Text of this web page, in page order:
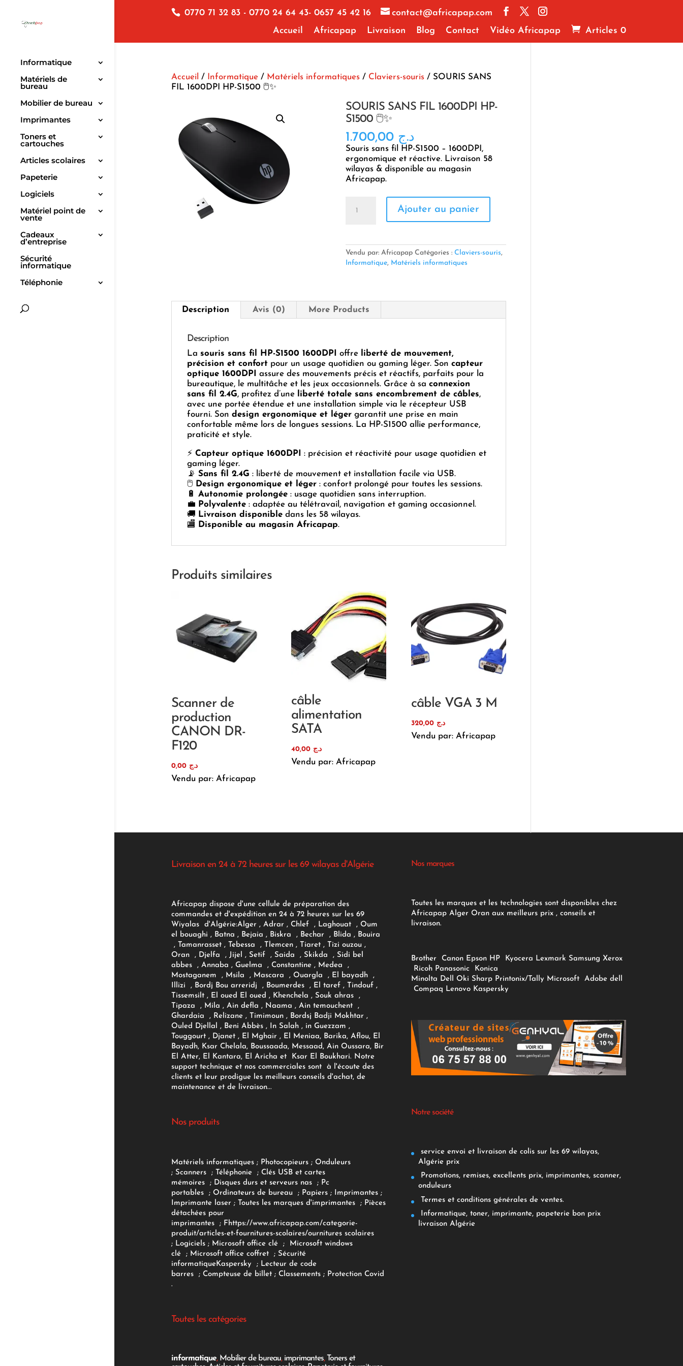
0770 71 32 83 - 0770 24 64 43- 0657 45 42 16
contact@africapap.com
Accueil
Africapap Livraison Blog Contact Vidéo Africapap Articles 0
Informatique
Matériels de
bureau
Mobilier de bureau
Imprimantes
Toners et
cartouches
Articles scolaires
Papeterie
Logiciels
Matériel point de
vente
Cadeaux
d’entreprise
Sécurité
informatique
Téléphonie
Accueil / Informatique/ Matériels informatiques/ Claviers-souris/ SOURIS SANS
FIL 1600DPI HP-S1500 🖱️✨
SOURIS SANS FIL 1600DPI HP-
S1500 🖱️✨
د.ج 1.700,00
Souris sans fil HP-S1500 – 1600DPI,
ergonomique et réactive. Livraison 58
wilayas & disponible au magasin
Africapap.
1600DPI
HP-
Ajouter au panier
Vendu par: Africapap Catégories : Claviers-souris,
Informatique, Matériels informatiques
Description Avis (0) More Products
Description
La souris sans fil HP-S1500 1600DPI offre
liberté de mouvement,
précision et confortpour un usage quotidien ou gaming léger. Son capteur
optique 1600DPI
assure des mouvements précis et réactifs, parfaits pour la
bureautique, le multitâche et les jeux occasionnels. Grâce à sa connexion
sans fil 2.4G, profitez d’une liberté totale sans encombrement de câbles,
avec une portée étendue et une installation simple via le récepteur USB
fourni. Son design ergonomique et légergarantit une prise en main
confortable même lors de longues sessions. La HP-S1500 allie performance,
praticité et style.
⚡ Capteur optique 1600DPI
: précision et réactivité pour usage quotidien et
gaming léger.
📡 Sans fil 2.4G : liberté de mouvement et installation facile via USB.
🖱️ Design ergonomique et léger: confort prolongé pour toutes les sessions.
🔋 Autonomie prolongée: usage quotidien sans interruption.
💼 Polyvalente: adaptée au télétravail, navigation et gaming occasionnel.
🚚 Livraison disponibledans les 58 wilayas.
🏬
Disponible au magasin Africapap.
Produits similaires
Scanner de
production
CANON DR-
F120
د.ج 0,00
Vendu par: Africapap
câble
alimentation
SATA
د.ج 40,00
Vendu par: Africapap
câble VGA 3 M
د.ج
Vendu par: Africapap
Livraison en 24 à 72 heures sur les 69 wilayas d'Algérie
Africapap dispose d'une cellule de préparation des
commandes et d'expédition en 24 à 72 heures sur les 69
Wiyalas d'Algérie:Alger , Adrar, Chlef , Laghouat , Oum
el bouaghi , Batna , Bejaia , Biskra , Bechar , Blida , Bouira
, Tamanrasset , Tebessa , Tlemcen , Tiaret , Tizi ouzou ,
Oran , Djelfa , Jijel , Setif , Saida , Skikda , Sidi bel
abbes , Annaba , Guelma , Constantine , Medea ,
Mostaganem , Msila , Mascara , Ouargla , El bayadh ,
Illizi , Bordj Bou arreridj , Boumerdes , El taref , Tindouf ,
Tissemsilt , El oued El oued , Khenchela , Souk ahras ,
Tipaza , Mila , Ain defla , Naama , Ain temouchent ,
Ghardaia , Relizane , Timimoun , Bordsj Badji Mokhtar ,
Ouled Djellal , Beni Abbès , In Salah , in Guezzam ,
Touggourt , Djanet , El Mghair , El Meniaa, Barika, Aflou, El
Bayadh, Ksar Chelala, Boussaada, Messaad, Ain Oussara, Bir
El Atter, El Kantara, El Aricha et Ksar El Boukhari. Notre
support technique et nos commerciales sont à l'écoute des
clients et leur prodigue les meilleurs conseils d'achat, de
maintenance et de livraison...
Nos produits
Matériels informatiques; Photocopieurs; Onduleurs
; Scanners ; Téléphonie ; Clés USB et cartes
mémoires
; Disques durs et serveurs nas ; Pc
portables
; Ordinateurs de bureau ; Papiers; Imprimantes;
Imprimante laser; Toutes les marques d'imprimantes ; Pièces
détachées pour
imprimantes
; F https://www.africapap.com/categorie-
produit/articles-et-fournitures-scolaires/ournitures scolaires
; Logiciels ; Microsoft office clé ;
Microsoft windows
clé; Microsoft office coffret ; Sécurité
informatiqueKaspersky ; Lecteur de code
barres
; Compteuse de billet; Classements ; Protection Covid
.
Toutes les catégories
informatique, Mobilier de bureau, imprimantes, Toners et
Nos marques
Toutes les marques et les technologies sont disponibles chez
Africapap Alger Oran aux meilleurs prix , conseils et
livraison.
Brother Canon Epson HP Kyocera Lexmark Samsung Xerox
Ricoh Panasonic
Konica
Minolta Dell Oki Sharp Printonix/Tally Microsoft Adobe dell
Compaq Lenovo Kaspersky
Notre société
service envoi et livraison de colis sur les 69 wilayas,
Algérie prix
Promotions, remises, excellents prix, imprimantes, scanner,
onduleurs
Termes et conditions générales de ventes.
Informatique, toner, imprimante, papeterie bon prix
livraison Algérie